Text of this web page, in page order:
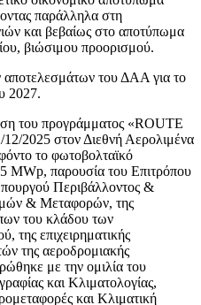
παράλληλα στη
και βεβαίως στο αποτύπωμα
βιώσιμου προορισμού.
αποτελεσμάτων του ΔΑΑ για το
2027.
του προγράμματος «ROUTE
2025 στον Διεθνή Αερολιμένα
το φωτοβολταϊκό
MWp, παρουσία του Επιτρόπου
Περιβάλλοντος &
& Μεταφορών, της
του κλάδου των
της επιχειρηματικής
της αεροδρομιακής
με την ομιλία του
και Κλιματολογίας,
και Κλιματική